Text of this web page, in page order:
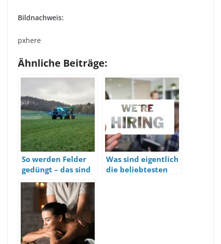
Bildnachweis:
pxhere
Ähnliche Beiträge:
So werden Felder
gedüngt – das sind
die verschiedenen
Möglichkeiten
Was sind eigentlich
die beliebtesten